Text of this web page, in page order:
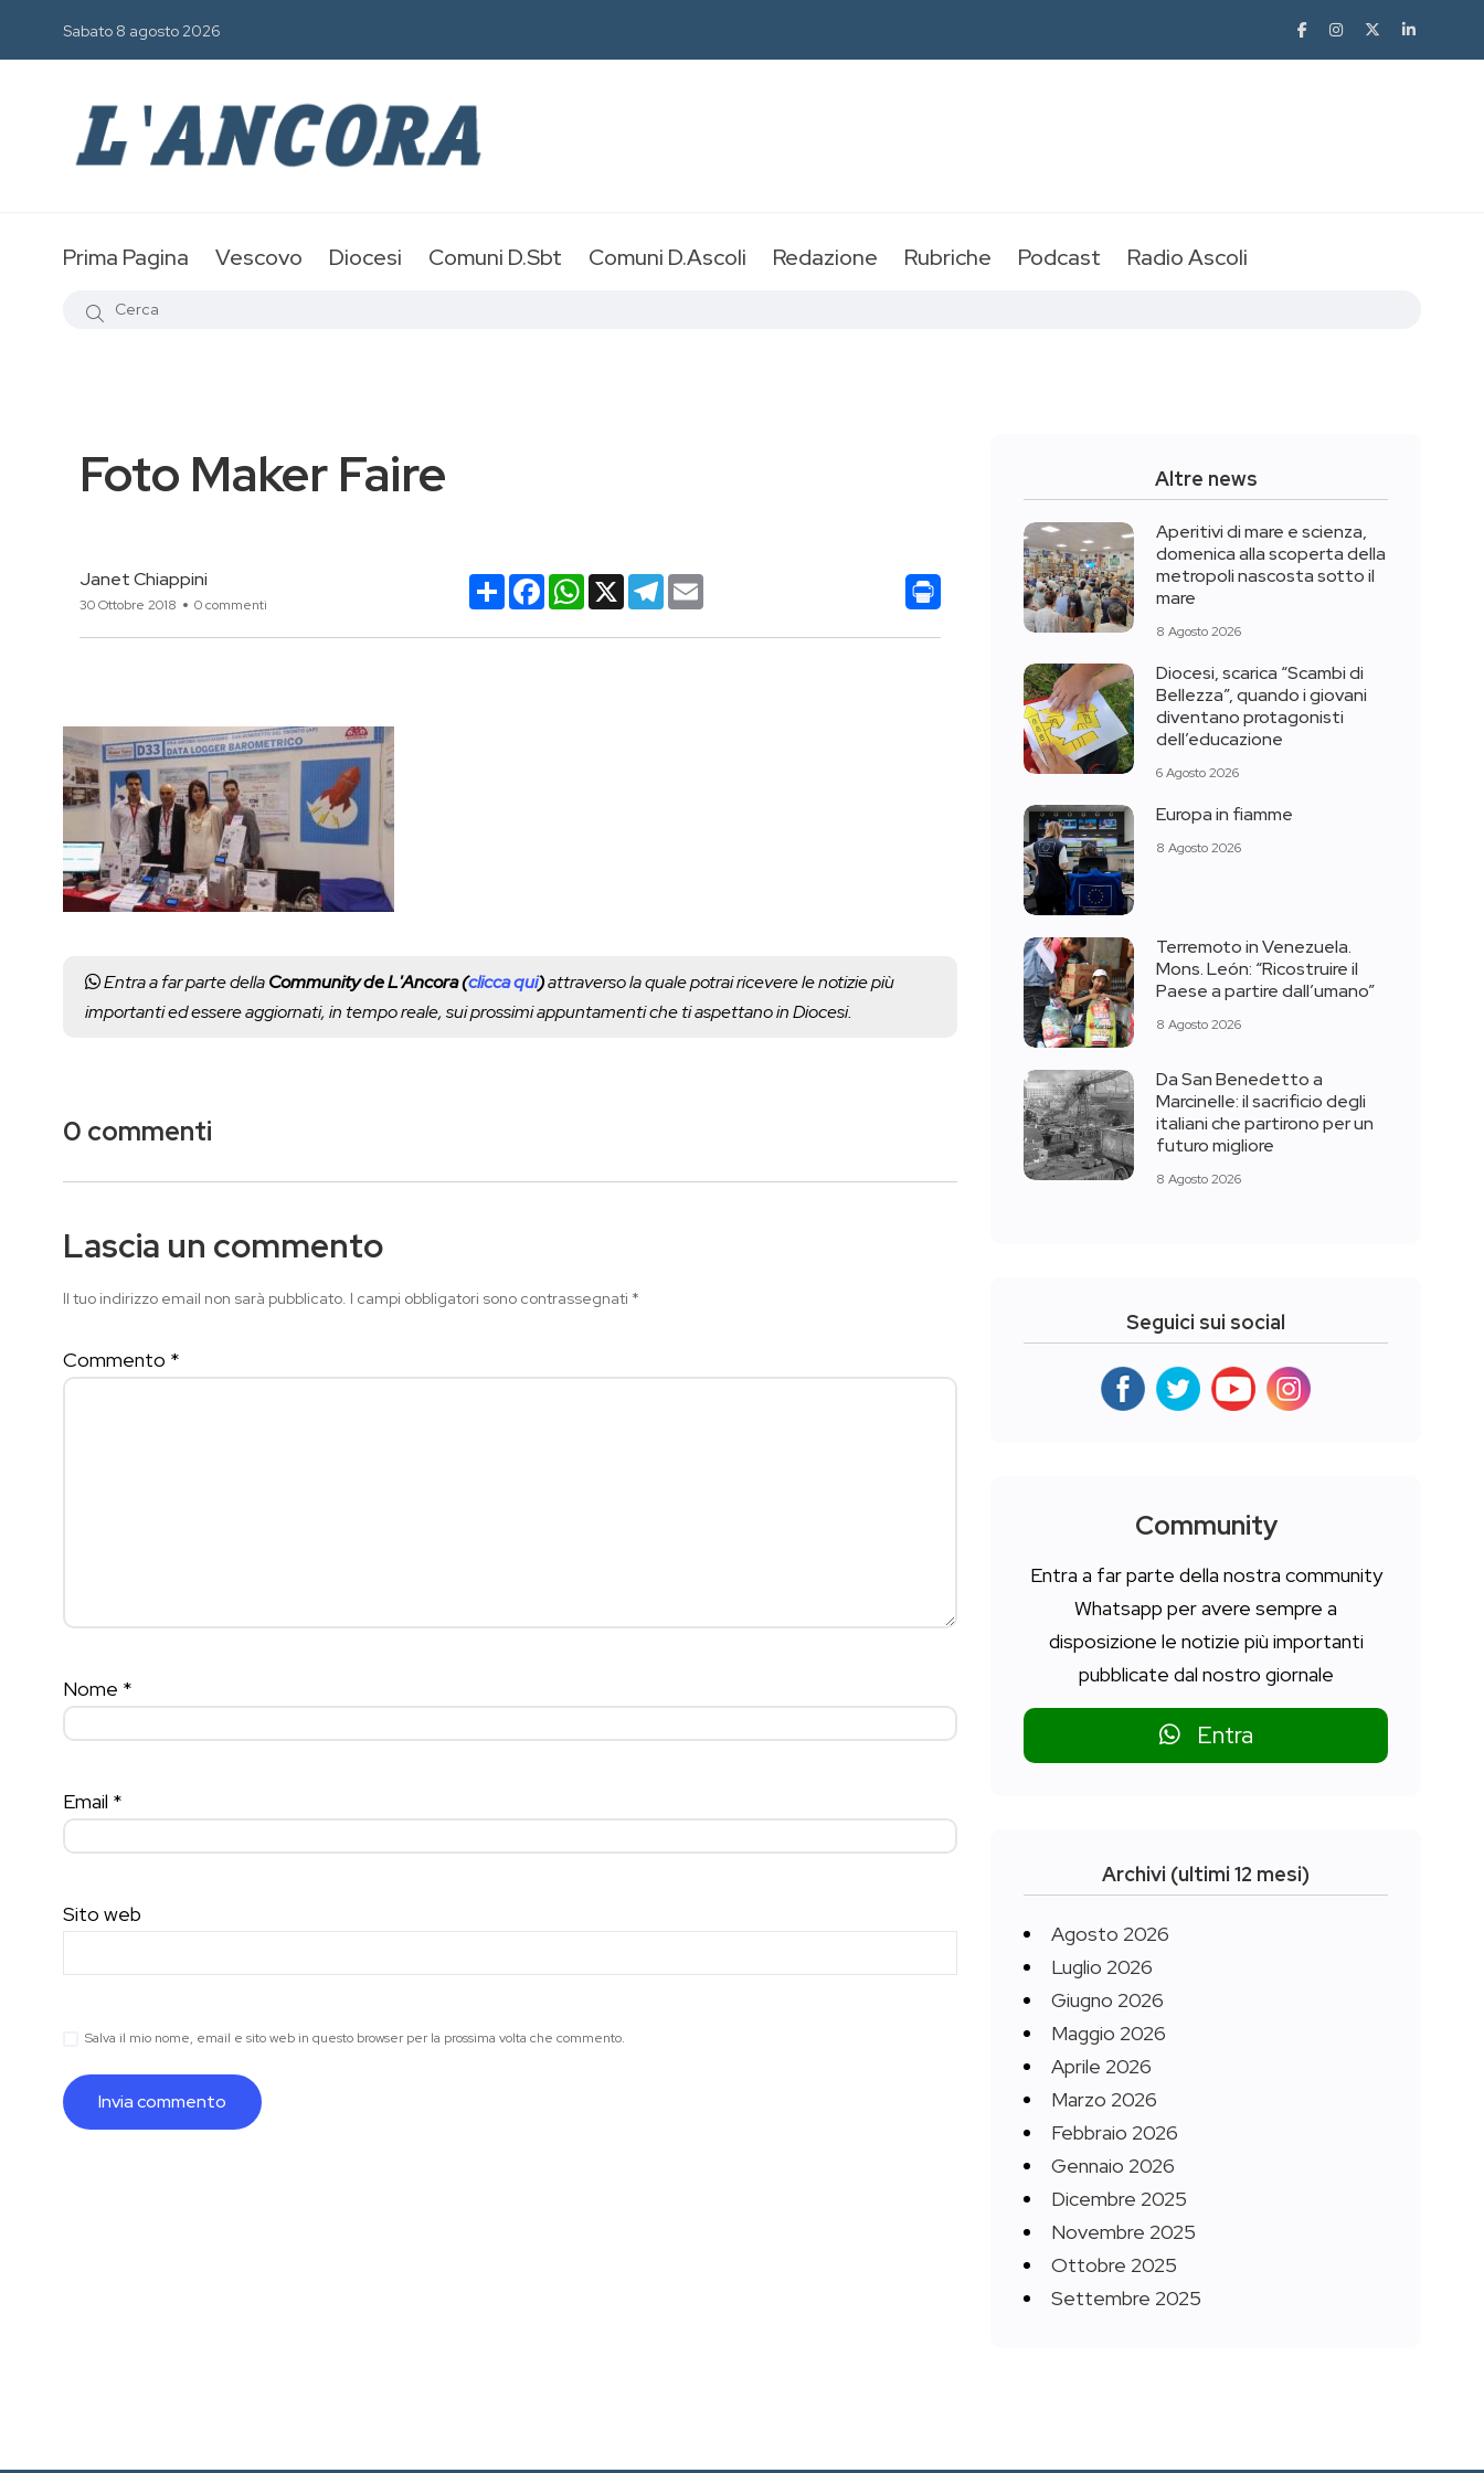
Sabato 8 agosto 2026
Prima Pagina Vescovo Diocesi Comuni D.Sbt Comuni D.Ascoli Redazione Rubriche Podcast Radio Ascoli
Foto Maker Faire
Janet Chiappini
30 Ottobre 2018 0 commenti
CondividiFacebookWhatsApp
X Telegram
Entra a far parte dellaCommunity de L'Ancora (clicca qui)attraverso la quale potrai ricevere le notizie più
importanti ed essere aggiornati, in tempo reale, sui prossimi appuntamenti che ti aspettano in Diocesi.
0 commenti
Lascia un commento
Il tuo indirizzo email non sarà pubblicato. I campi obbligatori sono contrassegnati *
Commento *
Nome *
Email *
Sito web
Salva il mio nome, email e sito web in questo browser per la prossima volta che commento.
Altre news
Aperitivi di mare e scienza,
domenica alla scoperta della
metropoli nascosta sotto il
mare
8 Agosto 2026
Diocesi, scarica “Scambi di
Bellezza”, quando i giovani
diventano protagonisti
dell’educazione
6 Agosto 2026
Europa in fiamme
8 Agosto 2026
Terremoto in Venezuela.
Mons. León: “Ricostruire il
Paese a partire dall’umano”
8 Agosto 2026
Da San Benedetto a
Marcinelle: il sacrificio degli
italiani che partirono per un
futuro migliore
8 Agosto 2026
Seguici sui social
Community
Entra a far parte della nostra community
Whatsapp per avere sempre a
disposizione le notizie più importanti
pubblicate dal nostro giornale
Entra
Archivi (ultimi 12 mesi)
Agosto 2026
Luglio 2026
Giugno 2026
Maggio 2026
Aprile 2026
Marzo 2026
Febbraio 2026
Gennaio 2026
Dicembre 2025
Novembre 2025
Ottobre 2025
Settembre 2025